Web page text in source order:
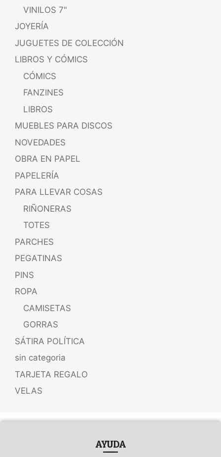
VINILOS 7"
JOYERÍA
JUGUETES DE COLECCIÓN
LIBROS Y CÓMICS
CÓMICS
FANZINES
LIBROS
MUEBLES PARA DISCOS
NOVEDADES
OBRA EN PAPEL
PAPELERÍA
PARA LLEVAR COSAS
RIÑONERAS
TOTES
PARCHES
PEGATINAS
PINS
ROPA
CAMISETAS
GORRAS
SÁTIRA POLÍTICA
sin categoria
TARJETA REGALO
VELAS
AYUDA